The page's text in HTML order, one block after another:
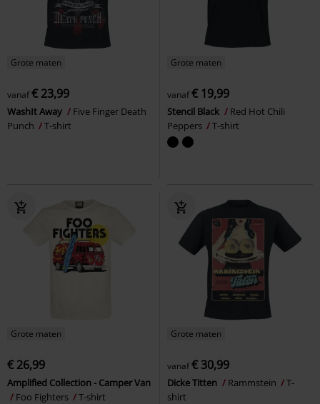
Grote maten
vanaf€ 23,99
WashIt Away
Five Finger Death
Punch
T-shirt
Grote maten
vanaf€ 19,99
Stencil Black
Red Hot Chili
Peppers
T-shirt
Grote maten
€ 26,99
Amplified Collection - Camper Van
Foo Fighters
T-shirt
Grote maten
vanaf€ 30,99
Dicke Titten Rammstein
T-
shirt